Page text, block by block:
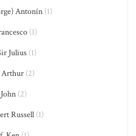
Antonín (1)
(1)
Julius(1)
Arthur (2)
(2)
Russell(1)